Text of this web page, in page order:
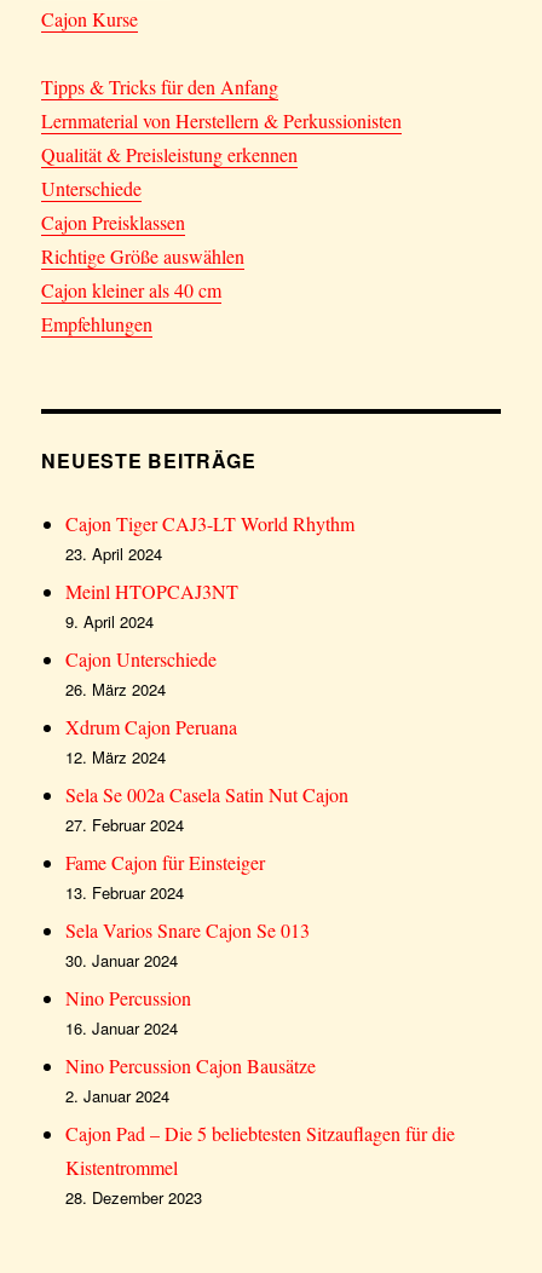
Cajon Kurse
Tipps & Tricks für den Anfang
Lernmaterial von Herstellern & Perkussionisten
Qualität & Preisleistung erkennen
Unterschiede
Cajon Preisklassen
Richtige Größe auswählen
Cajon kleiner als 40 cm
Empfehlungen
NEUESTE BEITRÄGE
Cajon Tiger CAJ3-LT World Rhythm
23. April 2024
Meinl HTOPCAJ3NT
9. April 2024
Cajon Unterschiede
26. März 2024
Xdrum Cajon Peruana
12. März 2024
Sela Se 002a Casela Satin Nut Cajon
27. Februar 2024
Fame Cajon für Einsteiger
13. Februar 2024
Sela Varios Snare Cajon Se 013
30. Januar 2024
Nino Percussion
16. Januar 2024
Nino Percussion Cajon Bausätze
2. Januar 2024
Cajon Pad – Die 5 beliebtesten Sitzauflagen für die
Kistentrommel
28. Dezember 2023